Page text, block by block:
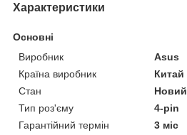
Характеристики
Основні
Виробник
Asus
Країна виробник
Китай
Стан
Новий
Тип роз'єму
4-pin
Гарантійний термін
3 міс